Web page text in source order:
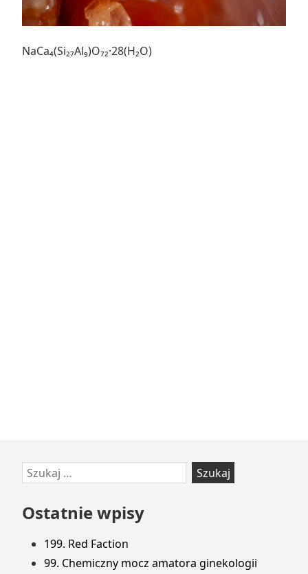
NaCa₄(Si₂₇Al₉)O₇₂·28(H₂O)
Przejdź
do
stopki
Szukaj:
Ostatnie wpisy
199. Red Faction
99. Chemiczny mocz amatora ginekologii